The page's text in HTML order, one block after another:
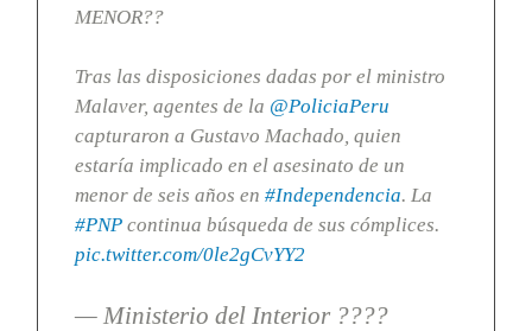
MENOR??
Tras las disposiciones dadas por el ministro
Malaver, agentes de la @PoliciaPeru
capturaron a Gustavo Machado, quien
estaría implicado en el asesinato de un
menor de seis años en #Independencia. La
#PNPcontinua búsqueda de sus cómplices.
pic.twitter.com/0le2gCvYY2
— Ministerio del Interior ????